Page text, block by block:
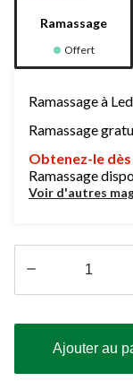
Ramassage
Offert
Ramassage à
Ramassage
Obtenez-le dès
Ramassage
Voir d'autres
à
Ajouter au